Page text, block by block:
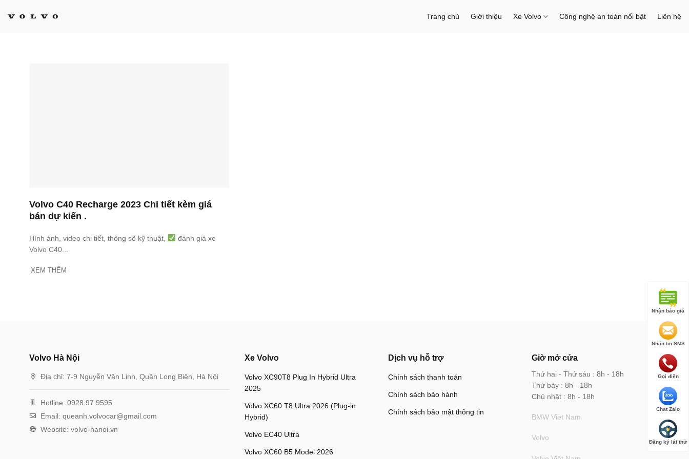
qua
Trang chủ Giới thiệu Xe Volvo Công nghệ an toàn nổi bật Liên hệ
Volvo C40 Recharge 2023 Chi tiết kèm giá
bán dự kiến .
Hình ảnh, video chi tiết, thông số kỹ thuật,
đánh giá xe
Volvo C40...
XEM THÊM
Volvo Hà Nội
Địa chỉ: 7-9 Nguyễn Văn Linh, Quận Long Biên, Hà Nội
Hotline: 0928.97.9595
Email: queanh.volvocar@gmail.com
Website: volvo-hanoi.vn
Xe Volvo
Volvo XC90T8 Plug In Hybrid Ultra
2025
Volvo XC60 T8 Ultra 2026 (Plug-in
Hybrid)
Volvo EC40 Ultra
Volvo XC60 B5 Model 2026
Dịch vụ hỗ trợ
Chính sách thanh toán
Chính sách bảo hành
Chính sách bảo mật thông tin
Giờ mở cửa
Thứ hai - Thứ sáu : 8h - 18h
Thứ bảy : 8h - 18h
Chủ nhật : 8h - 18h
BMW Viet Nam
Volvo
Nhận báo giá
Nhắn tin SMS
Gọi điện
Chat Zalo
Đăng ký lái thử